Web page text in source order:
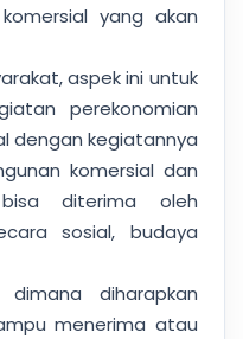
yang akan
aspek ini untuk
perekonomian
dengan kegiatannya
komersial dan
diterima oleh
sosial, budaya
dimana diharapkan
menerima atau